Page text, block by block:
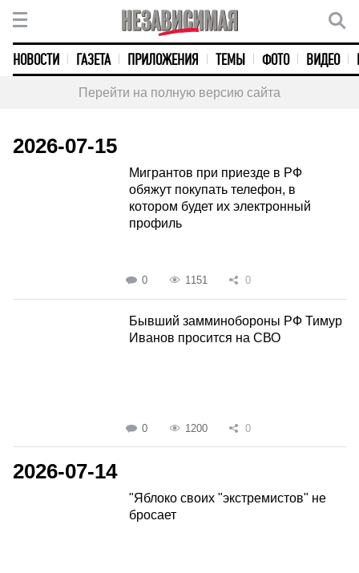
НОВОСТИ ГАЗЕТА ПРИЛОЖЕНИЯ ТЕМЫ ФОТО ВИДЕО
Перейти на полную версию сайта
2026-07-15
Мигрантов при приезде в РФ
обяжут покупать телефон, в
котором будет их электронный
профиль
0 1151 0
Бывший замминобороны РФ Тимур
Иванов просится на СВО
0 1200 0
2026-07-14
"Яблоко своих "экстремистов" не
бросает